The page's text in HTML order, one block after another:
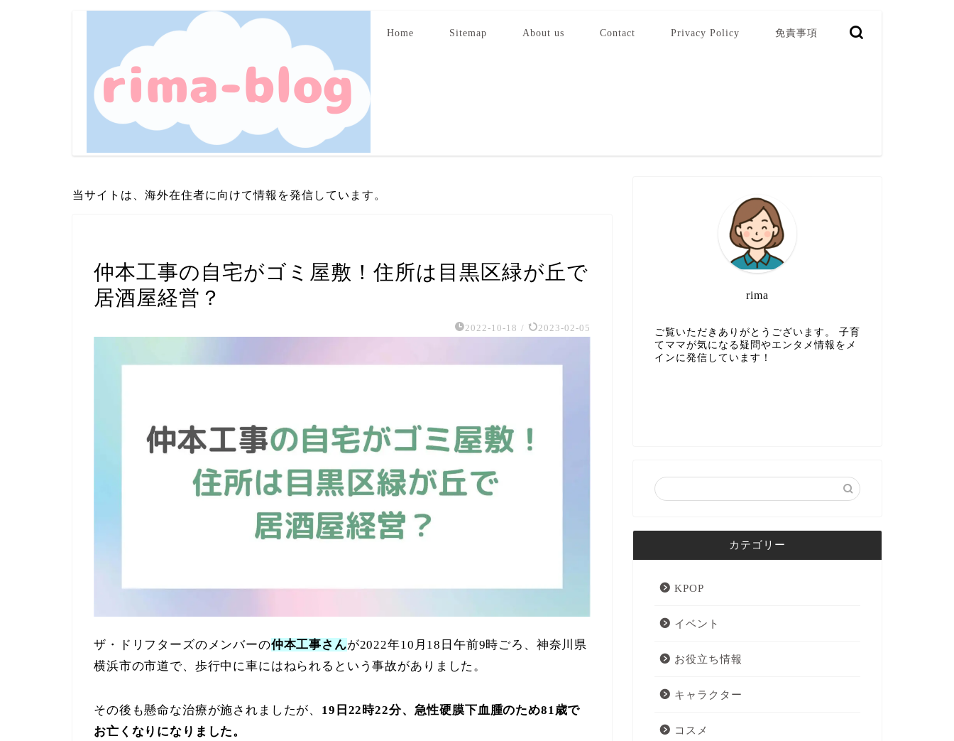
Home Sitemap About us Contact Privacy Policy 免責事項
当サイトは、海外在住者に向けて情報を発信しています。
仲本工事の自宅がゴミ屋敷！住所は目黒区緑が丘で
居酒屋経営？
2022-10-18 / 2023-02-05
ザ・ドリフターズのメンバーの仲本工事さんが2022年10月18日午前9時ごろ、神奈川県
横浜市の市道で、歩行中に車にはねられるという事故がありました。
その後も懸命な治療が施されましたが、 19日22時22分、急性硬膜下血腫のため81歳で
お亡くなりになりました。
rima
ご覧いただきありがとうございます。 子育
てママが気になる疑問やエンタメ情報をメ
インに発信しています！
カテゴリー
KPOP
イベント
お役立ち情報
キャラクター
コスメ